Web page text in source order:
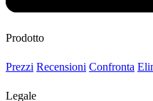
Prodotto
Prezzi Recensioni Confronta
Legale